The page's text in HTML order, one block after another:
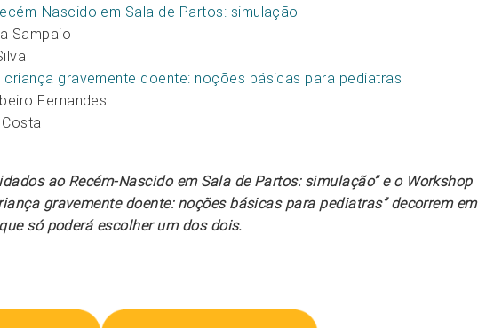
Nascido em Sala de Partos: simulação
Sampaio
criança gravemente doente: noções básicas para pediatras
Fernandes
ao Recém-Nascido em Sala de Partos: simulação” e o Workshop
gravemente doente: noções básicas para pediatras” decorrem em
só poderá escolher um dos dois.